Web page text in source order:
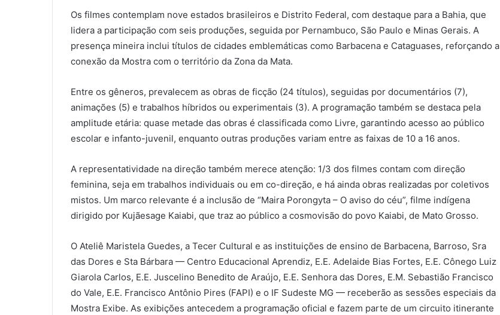
Os filmes contemplam nove estados brasileiros e Distrito Federal, com destaque para a Bahia, que
lidera a participação com seis produções, seguida por Pernambuco, São Paulo e Minas Gerais. A
presença mineira inclui títulos de cidades emblemáticas como Barbacena e Cataguases, reforçando a
conexão da Mostra com o território da Zona da Mata.
Entre os gêneros, prevalecem as obras de ficção (24 títulos), seguidas por documentários (7),
animações (5) e trabalhos híbridos ou experimentais (3). A programação também se destaca pela
amplitude etária: quase metade das obras é classificada como Livre, garantindo acesso ao público
escolar e infanto-juvenil, enquanto outras produções variam entre as faixas de 10 a 16 anos.
A representatividade na direção também merece atenção: 1/3 dos filmes contam com direção
feminina, seja em trabalhos individuais ou em co-direção, e há ainda obras realizadas por coletivos
mistos. Um marco relevante é a inclusão de “Maira Porongyta – O aviso do céu”, filme indígena
dirigido por Kujãesage Kaiabi, que traz ao público a cosmovisão do povo Kaiabi, de Mato Grosso.
O Ateliê Maristela Guedes, a Tecer Cultural e as instituições de ensino de Barbacena, Barroso, Sra
das Dores e Sta Bárbara — Centro Educacional Aprendiz, E.E. Adelaide Bias Fortes, E.E. Cônego Luiz
Giarola Carlos, E.E. Juscelino Benedito de Araújo, E.E. Senhora das Dores, E.M. Sebastião Francisco
do Vale, E.E. Francisco Antônio Pires (FAPI) e o IF Sudeste MG — receberão as sessões especiais da
Mostra Exibe. As exibições antecedem a programação oficial e fazem parte de um circuito itinerante